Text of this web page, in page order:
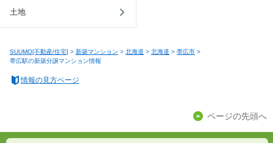
土地
SUUMO[不動産/住宅] > 新築マンション > 北海道 > 北海道 > 帯広市 >
帯広駅の新築分譲マンション情報
情報の見方ページ
ページの先頭へ